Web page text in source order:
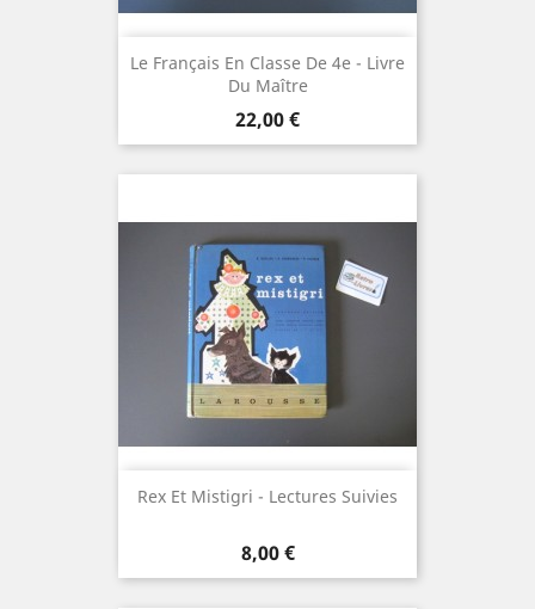
Le Français En Classe De 4e - Livre
Du Maître
Prix
22,00 €
Rex Et Mistigri - Lectures Suivies
Prix
8,00 €